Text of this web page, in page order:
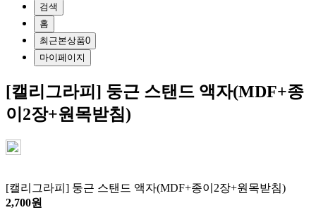
검색
홈
최근본상품0
마이페이지
[캘리그라피] 둥근 스탠드 액자(MDF+종
이2장+원목받침)
[캘리그라피] 둥근 스탠드 액자(MDF+종이2장+원목받침)
2,700원